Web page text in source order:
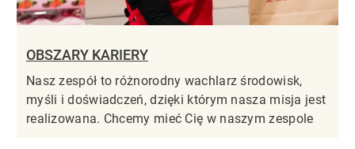
OBSZARY KARIERY
Nasz zespół to różnorodny wachlarz środowisk,
myśli i doświadczeń, dzięki którym nasza misja jest
realizowana. Chcemy mieć Cię w naszym zespole